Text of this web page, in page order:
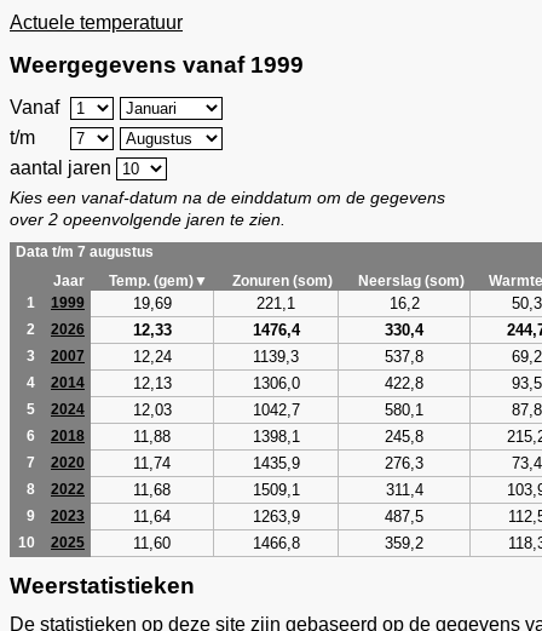
Actuele temperatuur
Weergegevens vanaf 1999
Vanaf
t/m
aantal jaren
Kies een vanaf-datum na de einddatum om de gegevens
over 2 opeenvolgende jaren te zien.
Data t/m 7 augustus
Jaar
Temp. (gem)▼ Zonuren (som) Neerslag (som)
1
1999 19,69 221,1 16,2 50,3
2 2026 12,33 1476,4 330,4
3 2007 12,24 1139,3 537,8 69,2
4 2014 12,13 1306,0 422,8 93,5
5 2024 12,03 1042,7 580,1 87,8
6 2018 11,88 1398,1 245,8
7 2020 11,74 1435,9 276,3 73,4
8 2022 11,68 1509,1 311,4
9 2023 11,64 1263,9 487,5
10 2025 11,60 1466,8 359,2
Weerstatistieken
De statistieken op deze site zijn gebaseerd op de gegevens